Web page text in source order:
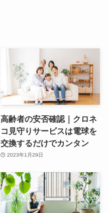
高齢者の安否確認｜クロネ
コ見守りサービスは電球を
交換するだけでカンタン
2023年1月29日